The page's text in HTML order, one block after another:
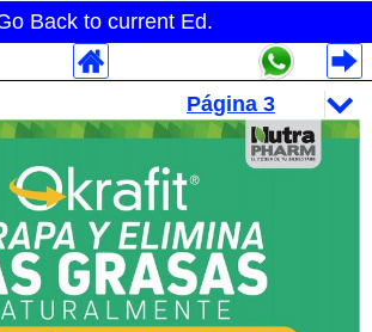
Back to current Ed.
Rubros